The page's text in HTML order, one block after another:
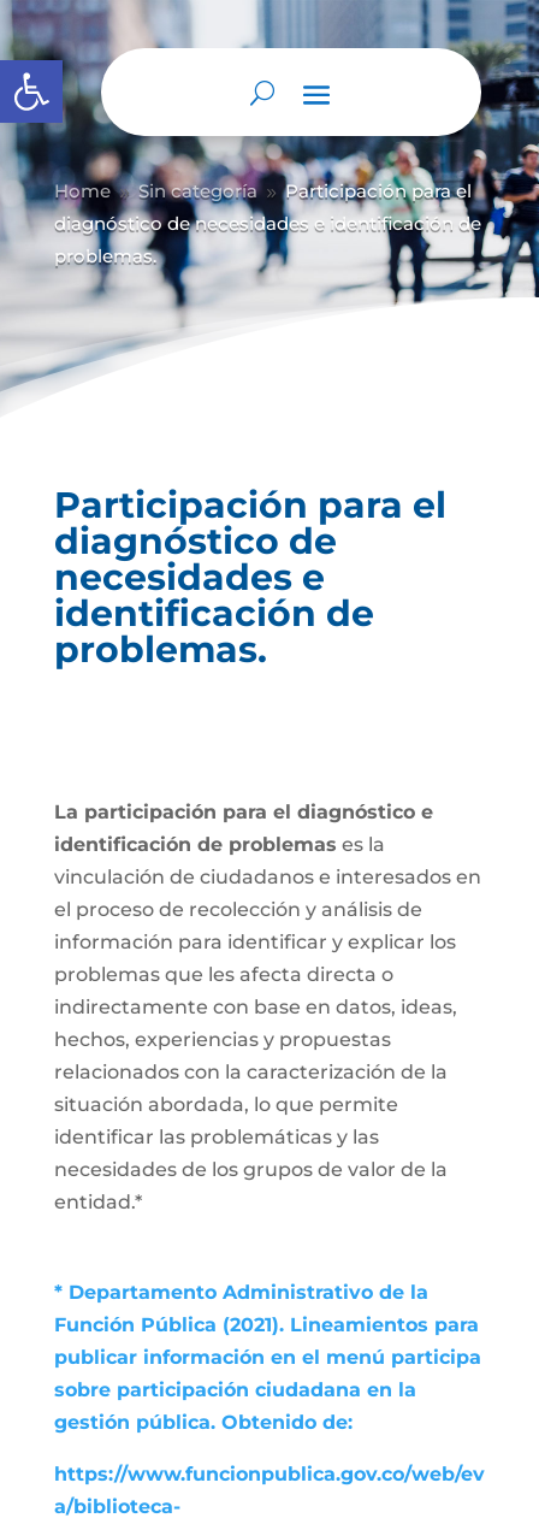
Abrir barra de herramientas
Home 9 Sin categoría 9 Participación para el
diagnóstico de necesidades e identificación de
problemas.
Participación para el
diagnóstico de
necesidades e
identificación de
problemas.
La participación para el diagnóstico e
identificación de problemas es la
vinculación de ciudadanos e interesados en
el proceso de recolección y análisis de
información para identificar y explicar los
problemas que les afecta directa o
indirectamente con base en datos, ideas,
hechos, experiencias y propuestas
relacionados con la caracterización de la
situación abordada, lo que permite
identificar las problemáticas y las
necesidades de los grupos de valor de la
entidad.*
* Departamento Administrativo de la
Función Pública (2021). Lineamientos para
publicar información en el menú participa
sobre participación ciudadana en la
gestión pública. Obtenido de:
https://www.funcionpublica.gov.co/web/ev
a/biblioteca-